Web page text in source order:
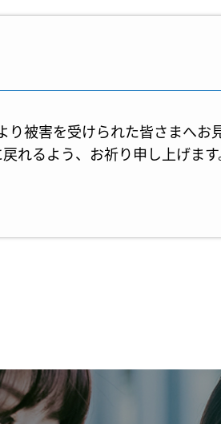
被害を受けられた皆さまへお
れるよう、お祈り申し上げます